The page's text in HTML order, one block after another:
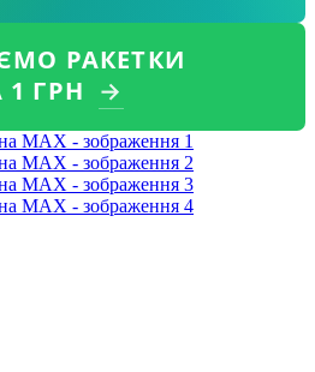
РАКЕТКИ
1 ГРН →